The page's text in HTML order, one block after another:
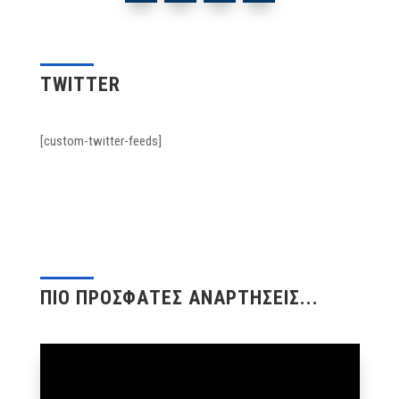
TWITTER
[custom-twitter-feeds]
ΠΙΟ ΠΡΟΣΦΑΤΕΣ ΑΝΑΡΤΗΣΕΙΣ...